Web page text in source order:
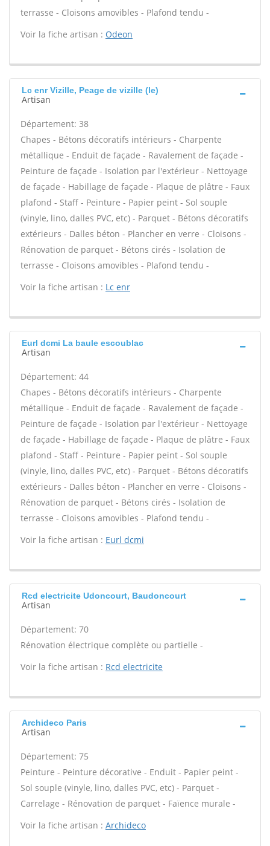
terrasse - Cloisons amovibles - Plafond tendu -
Voir la fiche artisan : Odeon
Lc enr Vizille, Peage de vizille (le)
Artisan
Département: 38
Chapes - Bétons décoratifs intérieurs - Charpente
métallique - Enduit de façade - Ravalement de façade -
Peinture de façade - Isolation par l'extérieur - Nettoyage
de façade - Habillage de façade - Plaque de plâtre - Faux
plafond - Staff - Peinture - Papier peint - Sol souple
(vinyle, lino, dalles PVC, etc) - Parquet - Bétons décoratifs
extérieurs - Dalles béton - Plancher en verre - Cloisons -
Rénovation de parquet - Bétons cirés - Isolation de
terrasse - Cloisons amovibles - Plafond tendu -
Voir la fiche artisan : Lc enr
Eurl dcmi La baule escoublac
Artisan
Département: 44
Chapes - Bétons décoratifs intérieurs - Charpente
métallique - Enduit de façade - Ravalement de façade -
Peinture de façade - Isolation par l'extérieur - Nettoyage
de façade - Habillage de façade - Plaque de plâtre - Faux
plafond - Staff - Peinture - Papier peint - Sol souple
(vinyle, lino, dalles PVC, etc) - Parquet - Bétons décoratifs
extérieurs - Dalles béton - Plancher en verre - Cloisons -
Rénovation de parquet - Bétons cirés - Isolation de
terrasse - Cloisons amovibles - Plafond tendu -
Voir la fiche artisan : Eurl dcmi
Rcd electricite Udoncourt, Baudoncourt
Artisan
Département: 70
Rénovation électrique complète ou partielle -
Voir la fiche artisan : Rcd electricite
Archideco Paris
Artisan
Département: 75
Peinture - Peinture décorative - Enduit - Papier peint -
Sol souple (vinyle, lino, dalles PVC, etc) - Parquet -
Carrelage - Rénovation de parquet - Faïence murale -
Voir la fiche artisan : Archideco